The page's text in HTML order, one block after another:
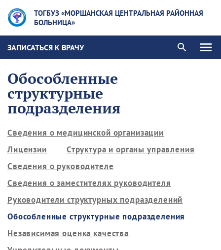
ТОГБУЗ «МОРШАНСКАЯ ЦЕНТРАЛЬНАЯ РАЙОННАЯ
БОЛЬНИЦА»
ЗАПИСАТЬСЯ К ВРАЧУ
Обособленные
структурные
подразделения
Сведения о медицинской организации
Лицензии
Структура и органы управления
Сведения о руководителе
Сведения о заместителях руководителя
Руководители структурных подразделений
Обособленные структурные подразделения
Независимая оценка качества